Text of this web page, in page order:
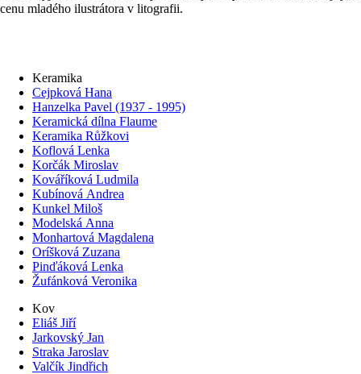
cenu mladého ilustrátora v litografii.
Keramika
Cejpková Hana
Hanzelka Pavel (1937 - 1995)
Keramická dílna Flaume
Keramika Růžkovi
Koflová Lenka
Korčák Miroslav
Kováříková Ludmila
Kubínová Andrea
Kunkel Miloš
Modelská Anna
Monhartová Magdalena
Oríšková Zuzana
Pinďáková Lenka
Žufánková Veronika
Kov
Eliáš Jiří
Jarkovský Jan
Straka Jaroslav
Valčík Jindřich